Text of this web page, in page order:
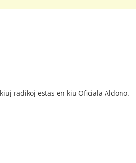
radikoj estas en kiu Oficiala Aldono.